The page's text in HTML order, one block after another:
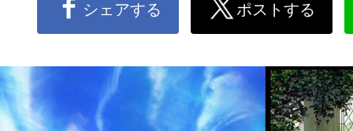
シェアする ポストする